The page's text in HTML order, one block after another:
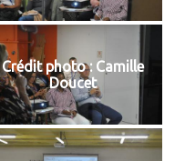
Crédit photo : Camille
Doucet